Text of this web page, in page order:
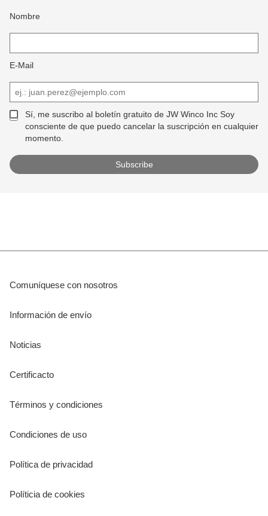
Nombre
E-Mail
Sí, me suscribo al boletín gratuito de JW Winco Inc Soy
consciente de que puedo cancelar la suscripción en cualquier
momento.
Comuníquese con nosotros
Información de envío
Noticias
Certificacto
Términos y condiciones
Condiciones de uso
Política de privacidad
Políticia de cookies